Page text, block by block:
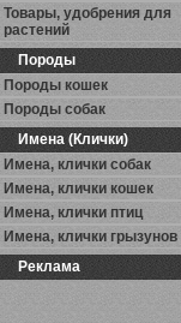
Товары, удобрения для
растений
Породы
Породы кошек
Породы собак
Имена (Клички)
Имена, клички собак
Имена, клички кошек
Имена, клички птиц
Имена, клички грызунов
Реклама